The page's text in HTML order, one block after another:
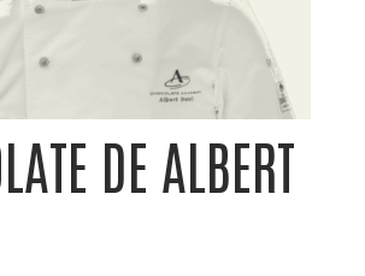
DE ALBERT